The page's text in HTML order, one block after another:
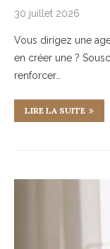
30 juillet 2026
Vous dirigez une
en créer une ?
renforcer…
LIRE LA SUITE